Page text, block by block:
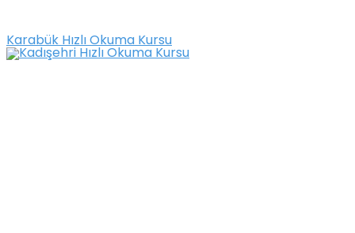
Karabük Hızlı Okuma Kursu